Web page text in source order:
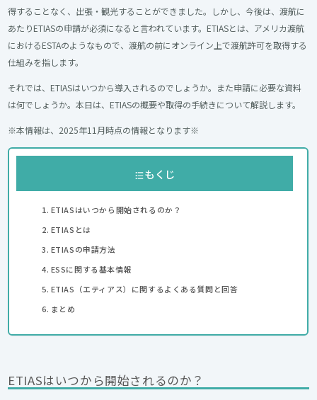
得することなく、出張・観光することができました。しかし、今後は、渡航に
あたりETIASの申請が必須になると言われています。ETIASとは、アメリカ渡航
におけるESTAのようなもので、渡航の前にオンライン上で渡航許可を取得する
仕組みを指します。
それでは、ETIASはいつから導入されるのでしょうか。また申請に必要な資料
は何でしょうか。本日は、ETIASの概要や取得の手続きについて解説します。
※本情報は、2025年11月時点の情報となります※
もくじ
ETIASはいつから開始されるのか？
ETIASとは
ETIASの申請方法
ESSに関する基本情報
ETIAS（エティアス）に関するよくある質問と回答
まとめ
ETIASはいつから開始されるのか？